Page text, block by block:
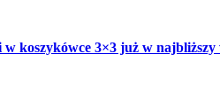
w koszykówce 3×3 już w